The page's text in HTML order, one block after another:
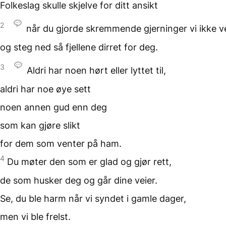
Folkeslag skulle skjelve for ditt ansikt
2 når du gjorde skremmende gjerninger vi ikke
og steg ned så fjellene dirret for deg.
3 Aldri har noen hørt eller lyttet til,
aldri har noe øye sett
noen annen gud enn deg
som kan gjøre slikt
for dem som venter på ham.
4 Du møter den som er glad og gjør rett,
de som husker deg og går dine veier.
Se, du ble harm når vi syndet i gamle dager,
men vi ble frelst.